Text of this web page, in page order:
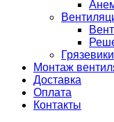
Грязевики
Монтаж
Доставка
Оплата
Контакты